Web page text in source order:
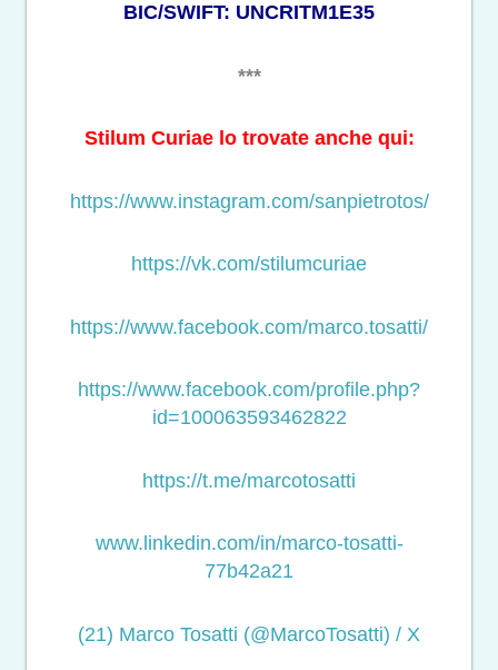
BIC/SWIFT: UNCRITM1E35
***
Stilum Curiae lo trovate anche qui:
https://www.instagram.com/sanpietrotos/
https://vk.com/stilumcuriae
https://www.facebook.com/marco.tosatti/
https://www.facebook.com/profile.php?
id=100063593462822
https://t.me/marcotosatti
www.linkedin.com/in/marco-tosatti-
77b42a21
(21) Marco Tosatti (@MarcoTosatti) / X